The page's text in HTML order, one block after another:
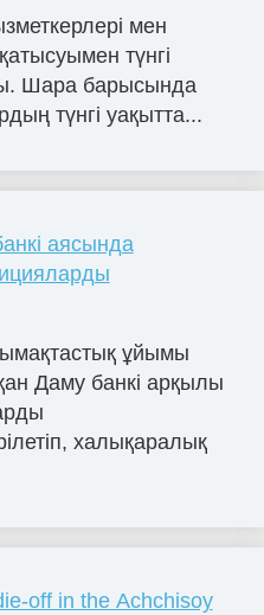
мен
түнгі
Шара барысында
түнгі уақытта...
аясында
ұйымы
Даму банкі арқылы
халықаралық
off in the Achchisoy